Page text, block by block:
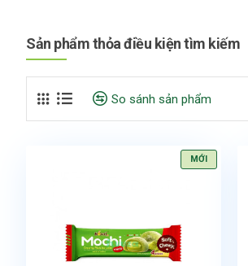
Sản phẩm thỏa điều kiện tìm kiếm
So sánh sản phẩm
MỚI